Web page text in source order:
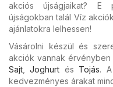
akciós újságjaikat? E
újságokban talál Víz
ajánlatokra lelhessen!
Vásárolni készül és
akciók vannak
Sajt ,Joghurt és Tojás. A
kedvezményes árakat